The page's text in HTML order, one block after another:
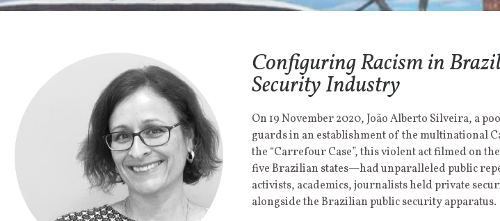
Configuring Racism in
Security Industry
On 19 November 2020, João Alberto Silveira, a
guards in an establishment of the multinational
the “Carrefour Case”, this violent act filmed on
five Brazilian states—had unparalleled public
activists, academics, journalists held private
alongside the Brazilian public security apparatus.